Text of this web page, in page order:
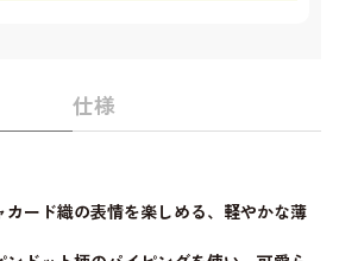
仕様
ード織の表情を楽しめる、軽やかな薄